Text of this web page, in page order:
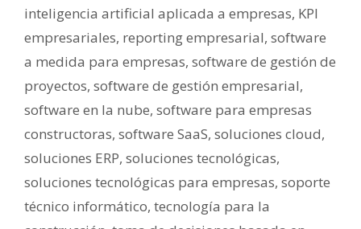
inteligencia artificial aplicada a empresas, KPI
empresariales, reporting empresarial, software
a medida para empresas, software de gestión de
proyectos, software de gestión empresarial,
software en la nube, software para empresas
constructoras, software SaaS, soluciones cloud,
soluciones ERP, soluciones tecnológicas,
soluciones tecnológicas para empresas, soporte
técnico informático, tecnología para la